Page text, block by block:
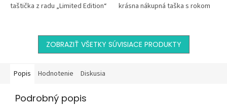
taštička z radu „Limited Edition“
krásna nákupná taška s rokom
ZOBRAZIŤ VŠETKY SÚVISIACE PRODUKTY
Popis Hodnotenie Diskusia
Podrobný popis